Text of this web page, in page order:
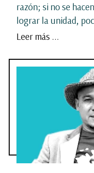
razón; si no se
lograr la unidad,
Leer más ...